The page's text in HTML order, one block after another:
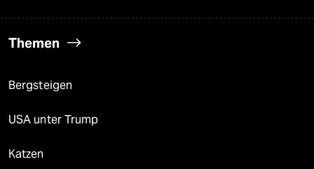
Themen
Bergsteigen
USA unter Trump
Katzen